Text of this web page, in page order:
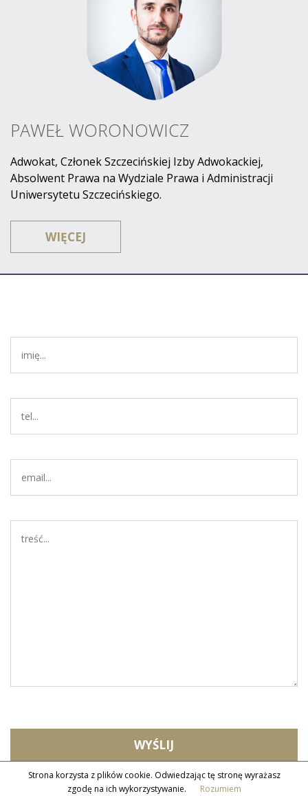
Strona korzysta z plików cookie. Odwiedzając tę stronę wyrażasz
zgodę na ich wykorzystywanie.
Rozumiem
PAWEŁ WORONOWICZ
Adwokat, Członek Szczecińskiej Izby Adwokackiej,
Absolwent Prawa na Wydziale Prawa i Administracji
Uniwersytetu Szczecińskiego.
Do obszaru jego głównych zainteresowań zawodowych
należy prawo karne oraz handlowe, a także spory
cywilne i rodzinne.
renomowanych szczecińskich kancelariach adwokackich
m.in. w Kancelarii Adwokackiej Adwokata Andrzeja
Preiss oraz Adwokata Arkadiusza Bylińskiego.
Posiada uprawnienia do reprezentacji Klientów przed
Sądami powszechnymi i administracyjnym, instytucjami i
organami władzy państwowej oraz samorządowej.
Posługuje się biegle językiem angielskim w mowie i
piśmie.
aktywności fizycznej. Praktykę zawodową łączy z pasją
do inwestowania na rynku giełdowym.
WIĘCEJ